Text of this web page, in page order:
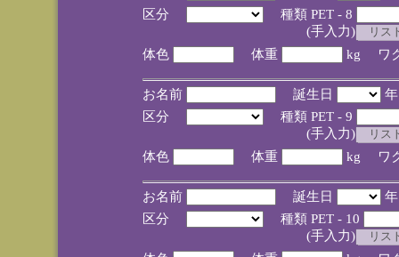
区分
種類 PET - 8
(手入力)
体色
体重 kg ワ
お名前 誕生日
区分
種類 PET - 9
(手入力)
体色
体重 kg ワ
お名前 誕生日
区分
種類 PET - 10
(手入力)